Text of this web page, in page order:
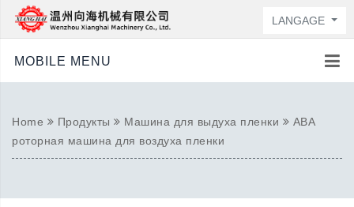
LANGAGE
MOBILE MENU
Home Продукты Машина для выдуха пленки
ABA
роторная машина для воздуха пленки